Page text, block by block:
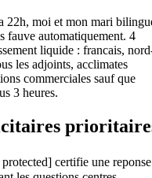
22h, moi et mon mari
fauve automatiquement. 4
liquide : francais,
les adjoints, acclimates
commerciales sauf que
3 heures.
certifie une reponse